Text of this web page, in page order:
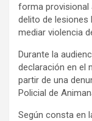
forma provisional
delito de lesiones
mediar violencia
Durante la
declaración en el
partir de una
Policial de
Según consta en